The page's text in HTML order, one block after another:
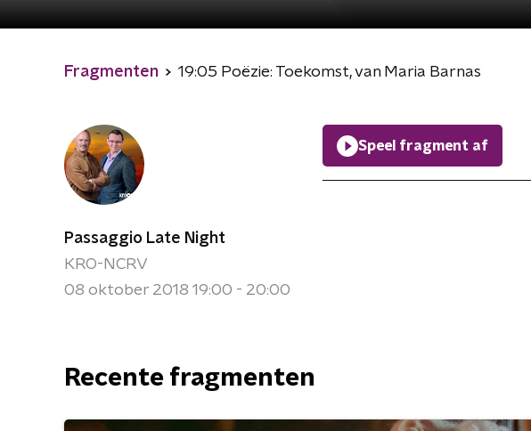
Fragmenten 19:05 Poëzie: Toekomst, van Maria Barnas
Passaggio Late Night
KRO-NCRV
08 oktober 2018 19:00 - 20:00
Speel fragment af
Recente fragmenten